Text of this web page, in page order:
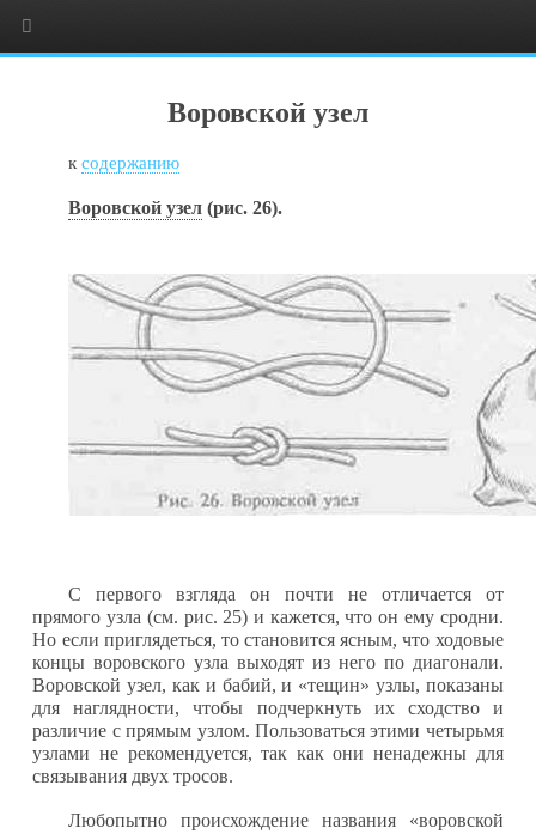
Воровской узел
ксодержанию
Воровской узел (рис. 26).
С первого взгляда он почти не отличается от
прямого узла (см. рис. 25) и кажется, что он ему сродни.
Но если приглядеться, то становится ясным, что ходовые
концы воровского узла выходят из него по ди­агонали.
Воровской узел, как и бабий, и «тещин» узлы, по­казаны
для наглядности, чтобы подчеркнуть их сходство и
различие с прямым узлом. Пользоваться этими четырьмя
узлами не рекомендуется, так как они ненадежны для
свя­зывания двух тросов.
Любопытно происхождение названия «воровской